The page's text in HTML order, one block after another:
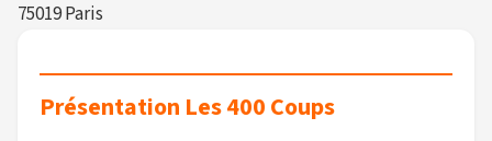
75019 Paris
Présentation Les 400 Coups